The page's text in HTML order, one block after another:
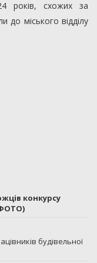
років, схожих за
до міського відділу
конкурсу
будівельної